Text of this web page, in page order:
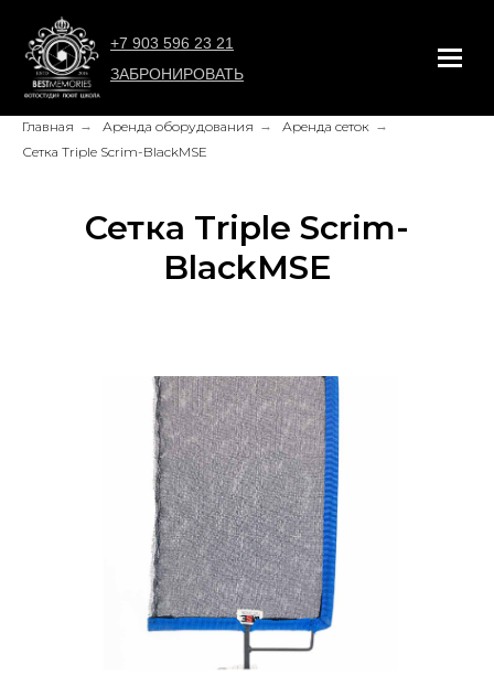
+7 903 596 23 21
ЗАБРОНИРОВАТЬ
Главная → Аренда оборудования → Аренда сеток →
Сетка Triple Scrim-BlackMSE
Сетка Triple Scrim-
BlackMSE